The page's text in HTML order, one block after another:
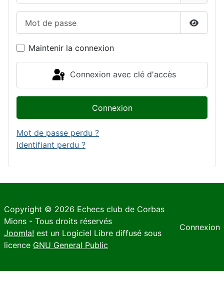
Maintenir la connexion
Connexion avec clé d'accès
Connexion
Mot de passe perdu ?
Identifiant perdu ?
Copyright © 2026 Echecs club de Corbas
Mions - Tous droits réservés
Joomla! est un Logiciel Libre diffusé sous
licence GNU General Public
Connexion